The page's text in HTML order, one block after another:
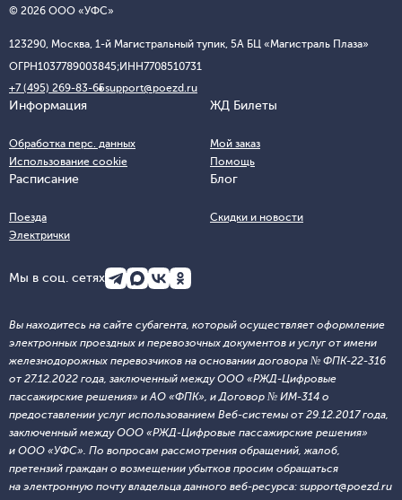
© 2026 ООО «УФС»
123290, Москва, 1-й Магистральный тупик, 5А БЦ «Магистраль Плаза»
ОГРН1037789003845;ИНН7708510731
+7 (495) 269-83-65support@poezd.ru
Информация
Обработка перс. данных
Использование cookie
ЖД Билеты
Мой заказ
Помощь
Расписание
Поезда
Электрички
Блог
Скидки и новости
Мы в соц. сетях
Вы находитесь на сайте субагента, который осуществляет оформление
электронных проездных и перевозочных документов и услуг от имени
железнодорожных перевозчиков на основании договора № ФПК-22-316
от 27.12.2022 года, заключенный между ООО «РЖД-Цифровые
пассажирские решения» и АО «ФПК», и Договор № ИМ-314 о
предоставлении услуг использованием Веб-системы от 29.12.2017 года,
заключенный между ООО «РЖД-Цифровые пассажирские решения»
и ООО «УФС». По вопросам рассмотрения обращений, жалоб,
претензий граждан о возмещении убытков просим обращаться
на электронную почту владельца данного веб-ресурса: support@poezd.ru